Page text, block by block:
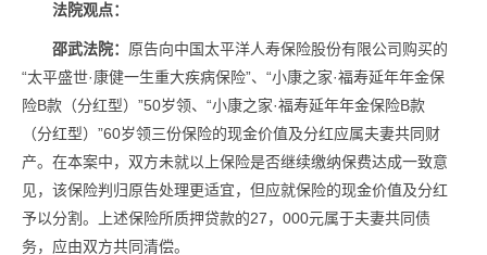
法院观点：
邵武法院： 原告向中国太平洋人寿保险股份有限公司购买的
“太平盛世·康健一生重大疾病保险”、“小康之家·福寿延年年金保
险B款（分红型）”50岁领、“小康之家·福寿延年年金保险B款
（分红型）”60岁领三份保险的现金价值及分红应属夫妻共同财
产。在本案中，双方未就以上保险是否继续缴纳保费达成一致意
见，该保险判归原告处理更适宜，但应就保险的现金价值及分红
予以分割。上述保险所质押贷款的27，000元属于夫妻共同债
务，应由双方共同清偿。